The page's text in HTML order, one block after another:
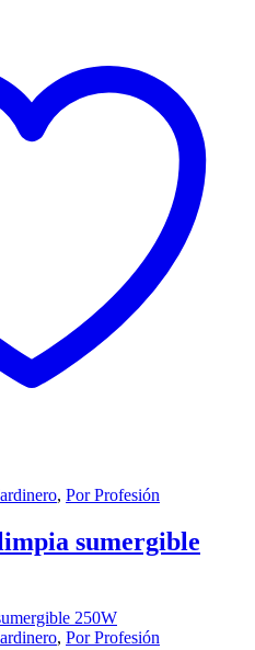
, Por Profesión
sumergible
, Por Profesión